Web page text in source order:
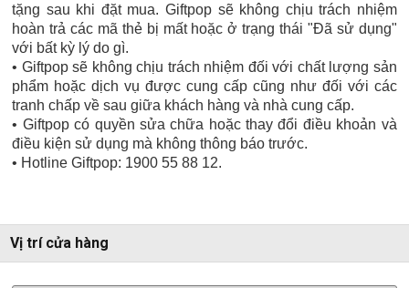
tặng sau khi đặt mua. Giftpop sẽ không chịu trách nhiệm
hoàn trả các mã thẻ bị mất hoặc ở trạng thái "Đã sử dụng"
với bất kỳ lý do gì.
• Giftpop sẽ không chịu trách nhiệm đối với chất lượng sản
phẩm hoặc dịch vụ được cung cấp cũng như đối với các
tranh chấp về sau giữa khách hàng và nhà cung cấp.
• Giftpop có quyền sửa chữa hoặc thay đổi điều khoản và
điều kiện sử dụng mà không thông báo trước.
• Hotline Giftpop: 1900 55 88 12.
Vị trí cửa hàng